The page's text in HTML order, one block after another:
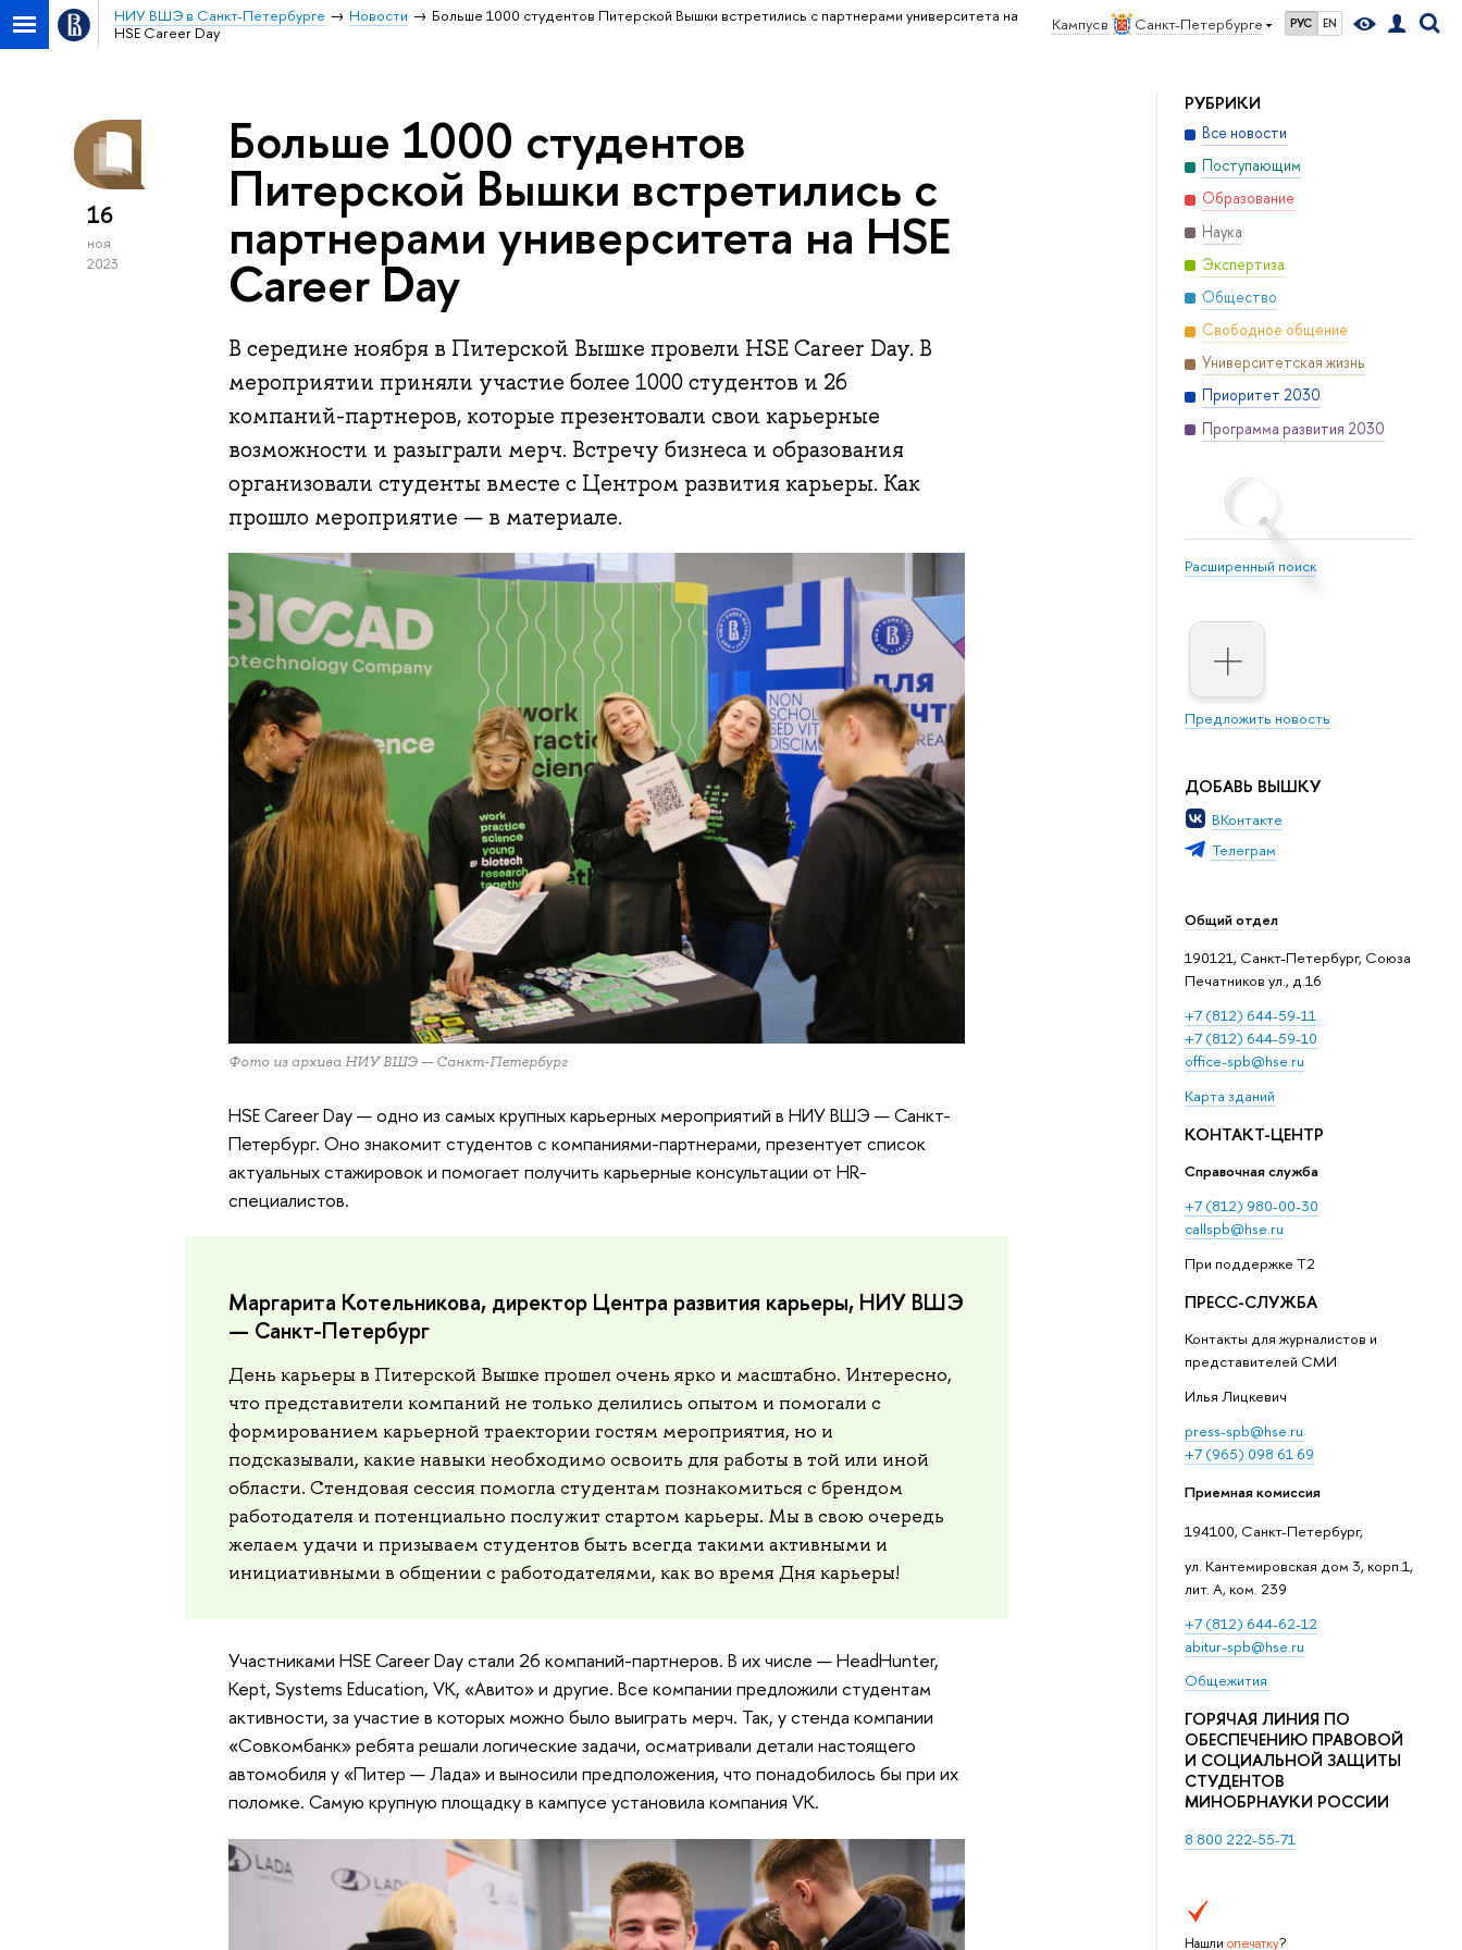
Кампус в Санкт-Петербурге РУС EN
НИУ ВШЭ в Санкт-Петербурге Новости
Больше 1000 студентов Питерской Вышки встретились с партнерами университета на
HSE Career Day
РУБРИКИ
Все новости
Поступающим
Образование
Наука
Экспертиза
Общество
Свободное общение
Университетская жизнь
Приоритет 2030
Программа развития 2030
Расширенный поиск
Предложить новость
ДОБАВЬ ВЫШКУ
ВКонтакте
Телеграм
Общий отдел
190121, Санкт-Петербург, Союза
Печатников ул., д.16
+7 (812) 644-59-11
+7 (812) 644-59-10
office-spb@hse.ru
Карта зданий
КОНТАКТ-ЦЕНТР
Справочная служба
+7 (812) 980-00-30
callspb@hse.ru
При поддержке T2
ПРЕСС-СЛУЖБА
Контакты для журналистов и
представителей СМИ
Илья Лицкевич
press-spb@hse.ru
+7 (965) 098 61 69
Приемная комиссия
194100, Санкт-Петербург,
ул. Кантемировская дом 3, корп.1,
лит. А, ком. 239
+7 (812) 644-62-12
abitur-spb@hse.ru
Общежития
ГОРЯЧАЯ ЛИНИЯ ПО
ОБЕСПЕЧЕНИЮ ПРАВОВОЙ
И СОЦИАЛЬНОЙ ЗАЩИТЫ
СТУДЕНТОВ
МИНОБРНАУКИ РОССИИ
8 800 222-55-71
Нашли опечатку?
16
ноя
2023
Больше 1000 студентов
Питерской Вышки встретились с
партнерами университета на HSE
Career Day
В середине ноября в Питерской Вышке провели HSE Career Day. В
мероприятии приняли участие более 1000 студентов и 26
компаний-партнеров, которые презентовали свои карьерные
возможности и разыграли мерч. Встречу бизнеса и образования
организовали студенты вместе с Центром развития карьеры. Как
прошло мероприятие — в материале.
Фото из архива НИУ ВШЭ — Санкт-Петербург
HSE Career Day — одно из самых крупных карьерных мероприятий в НИУ ВШЭ — Санкт-
Петербург. Оно знакомит студентов с компаниями-партнерами, презентует список
актуальных стажировок и помогает получить карьерные консультации от HR-
специалистов.
Маргарита Котельникова, директор Центра развития карьеры, НИУ ВШЭ
— Санкт-Петербург
День карьеры в Питерской Вышке прошел очень ярко и масштабно. Интересно,
что представители компаний не только делились опытом и помогали с
формированием карьерной траектории гостям мероприятия, но и
подсказывали, какие навыки необходимо освоить для работы в той или иной
области. Стендовая сессия помогла студентам познакомиться с брендом
работодателя и потенциально послужит стартом карьеры. Мы в свою очередь
желаем удачи и призываем студентов быть всегда такими активными и
инициативными в общении с работодателями, как во время Дня карьеры!
Участниками HSE Career Day стали 26 компаний-партнеров. В их числе — HeadHunter,
Kept, Systems Education, VK, «Авито» и другие. Все компании предложили студентам
активности, за участие в которых можно было выиграть мерч. Так, у стенда компании
«Совкомбанк» ребята решали логические задачи, осматривали детали настоящего
автомобиля у «Питер — Лада» и выносили предположения, что понадобилось бы при их
поломке. Самую крупную площадку в кампусе установила компания VK.